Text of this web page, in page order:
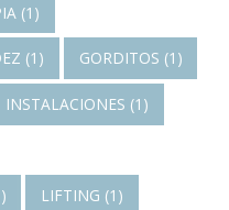
(1)
(1) GORDITOS (1)
INSTALACIONES (1)
LIFTING (1)